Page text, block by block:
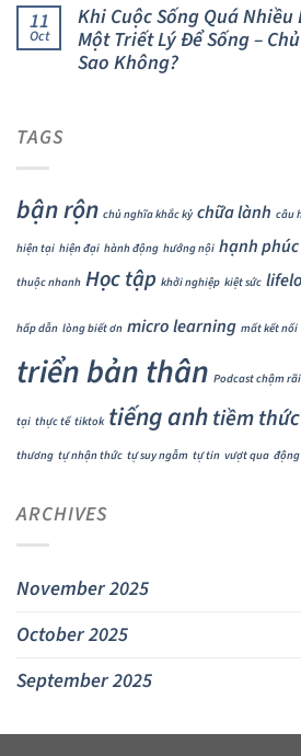
11
Oct
Khi Cuộc Sống Quá Nhiều
Một Triết Lý Để Sống –
Sao Không?
TAGS
bận rộn chủ nghĩa khắc kỷ chữa lành câu
hiện tại hiện đại hành động hướng nội hạnh phúc
thuộc nhanh Học tập khởi nghiệp kiệt sức
hấp dẫn lòng biết ơn micro learning mất kết nối
triển bản thân Podcast chậm rãi
tại thực tế tiktok tiếng anhtiềm thức
thương tự nhận thức tự suy ngẫm tự tin vượt qua
ARCHIVES
November 2025
October 2025
September 2025